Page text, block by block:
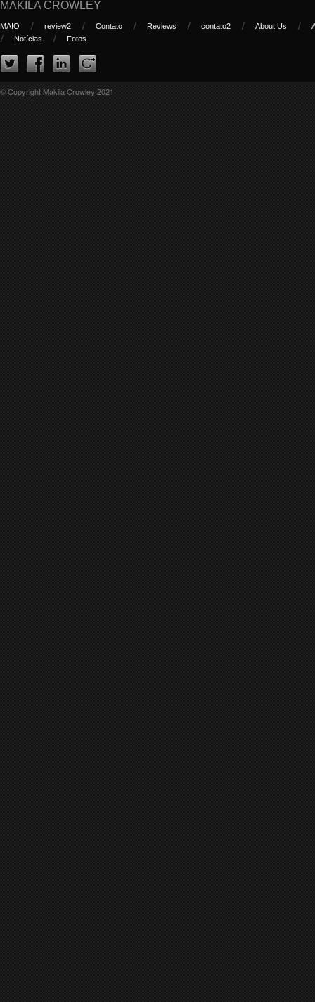
MAKILA CROWLEY
MAIO review2 Contato Reviews contato2 About Us
Notícias
Fotos
© Copyright Makila Crowley 2021